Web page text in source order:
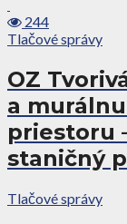
244
Tlačové správy
OZ
a
priestoru
staničný
Tlačové správy